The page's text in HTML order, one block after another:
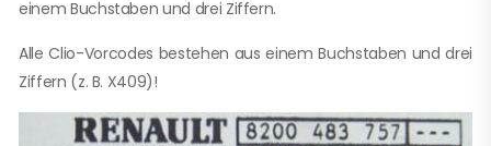
einem Buchstaben und drei Ziffern.
Alle Clio-Vorcodes bestehen aus einem Buchstaben und drei
Ziffern (z. B. X409)!